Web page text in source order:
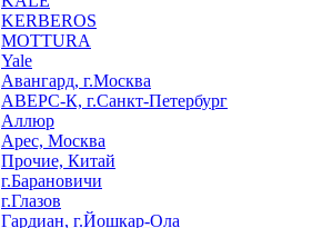
KERBEROS
MOTTURA
Yale
Авангард, г.Москва
АВЕРС-К, г.Санкт-Петербург
Аллюр
Арес, Москва
Прочие, Китай
г.Барановичи
г.Глазов
Гардиан, г.Йошкар-Ола